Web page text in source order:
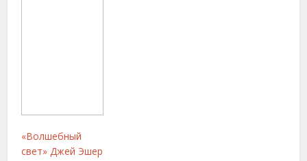
«Волшебный
свет» Джей Эшер